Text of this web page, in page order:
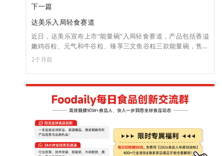
下一篇
达美乐入局轻食赛道
近日，达美乐宣布上市“能量碗”入局轻食赛道，产品包括香溢
嫩鸡谷粒、元气和牛谷粒、臻享三文鱼谷粒三款能量碗，售价
35-40元。（来源：红餐网）
2个月前